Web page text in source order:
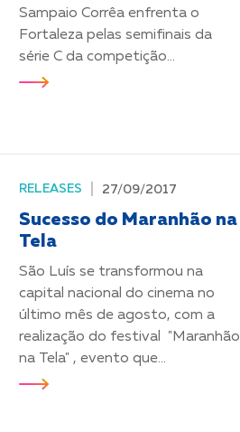
Sampaio Corrêa enfrenta o
Fortaleza pelas semifinais da
série C da competição...
RELEASES 27/09/2017
Sucesso do Maranhão na
Tela
São Luís se transformou na
capital nacional do cinema no
último mês de agosto, com a
realização do festival "Maranhão
na Tela" , evento que...